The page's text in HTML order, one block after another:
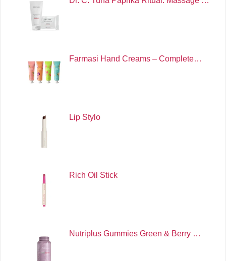
Farmasi Hand Creams – Complete…
Lip Stylo
Rich Oil Stick
Nutriplus Gummies Green & Berry …